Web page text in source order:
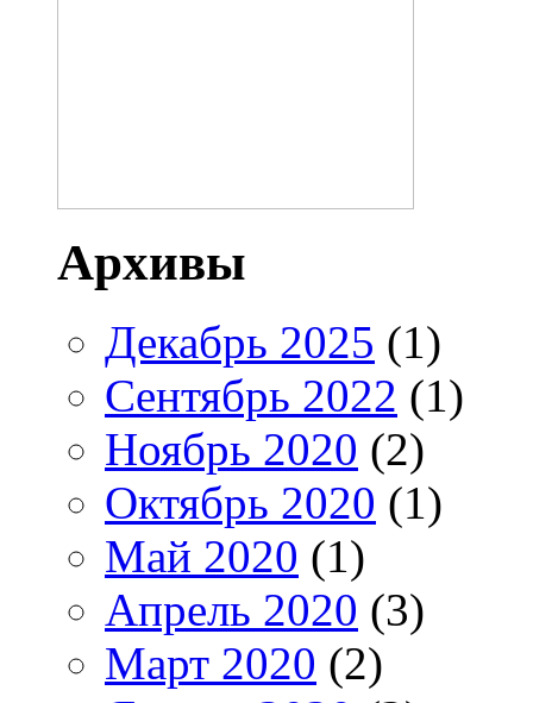
Архивы
Декабрь 2025 (1)
Сентябрь 2022 (1)
Ноябрь 2020 (2)
Октябрь 2020 (1)
Май 2020 (1)
Апрель 2020 (3)
Март 2020 (2)